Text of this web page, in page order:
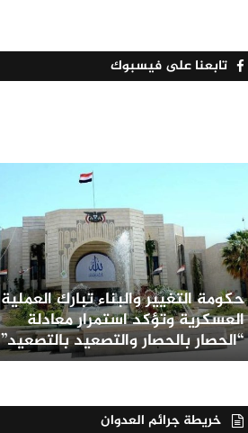
تابعنا على فيسبوك
حكومة التغيير والبناء تبارك العملية
العسكرية وتؤكد استمرار معادلة
“الحصار بالحصار والتصعيد بالتصعيد”
خريطة جرائم العدوان